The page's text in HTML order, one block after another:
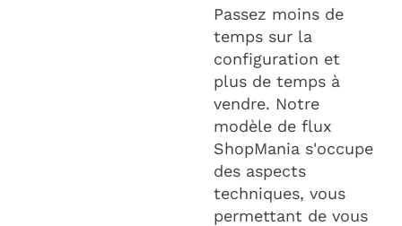
Passez moins de
temps sur la
configuration et
plus de temps à
vendre. Notre
modèle de flux
ShopMania s'occupe
des aspects
techniques, vous
permettant de vous